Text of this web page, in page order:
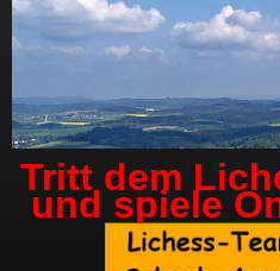
Tritt dem
und spiele